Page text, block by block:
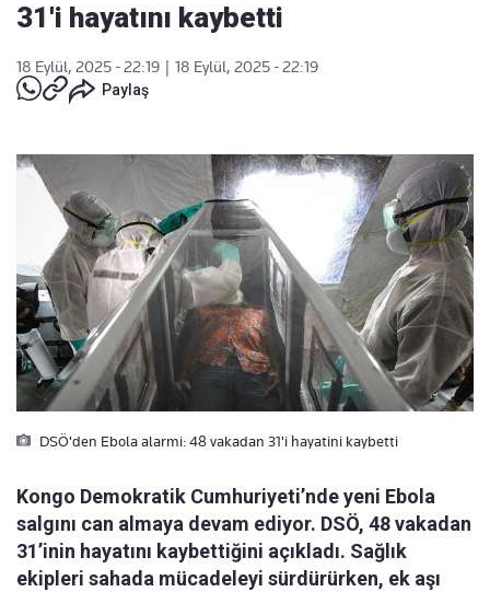
31'i hayatını kaybetti
18 Eylül, 2025 - 22:19
18 Eylül, 2025 - 22:19
Paylaş
DSÖ'den Ebola alarmi: 48 vakadan 31'i hayatini kaybetti
Kongo Demokratik Cumhuriyeti’nde yeni Ebola
salgını can almaya devam ediyor. DSÖ, 48 vakadan
31’inin hayatını kaybettiğini açıkladı. Sağlık
ekipleri sahada mücadeleyi sürdürürken, ek aşı